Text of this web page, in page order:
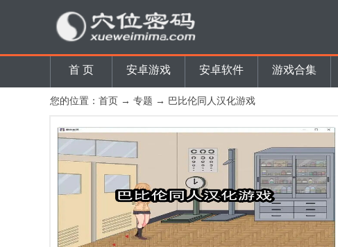
首 页 安卓游戏 安卓软件 游戏合集
您的位置： 首页 → 专题 → 巴比伦同人汉化游戏